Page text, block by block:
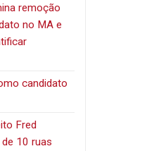
remoção
no MA e
candidato
Fred
10 ruas